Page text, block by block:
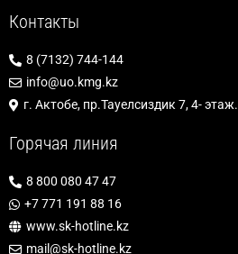
Контакты
8 (7132) 744-144
info@uo.kmg.kz
г. Актобе, пр.Тауелсиздик 7, 4- этаж.
Горячая линия
8 800 080 47 47
+7 771 191 88 16
www.sk-hotline.kz
mail@sk-hotline.kz